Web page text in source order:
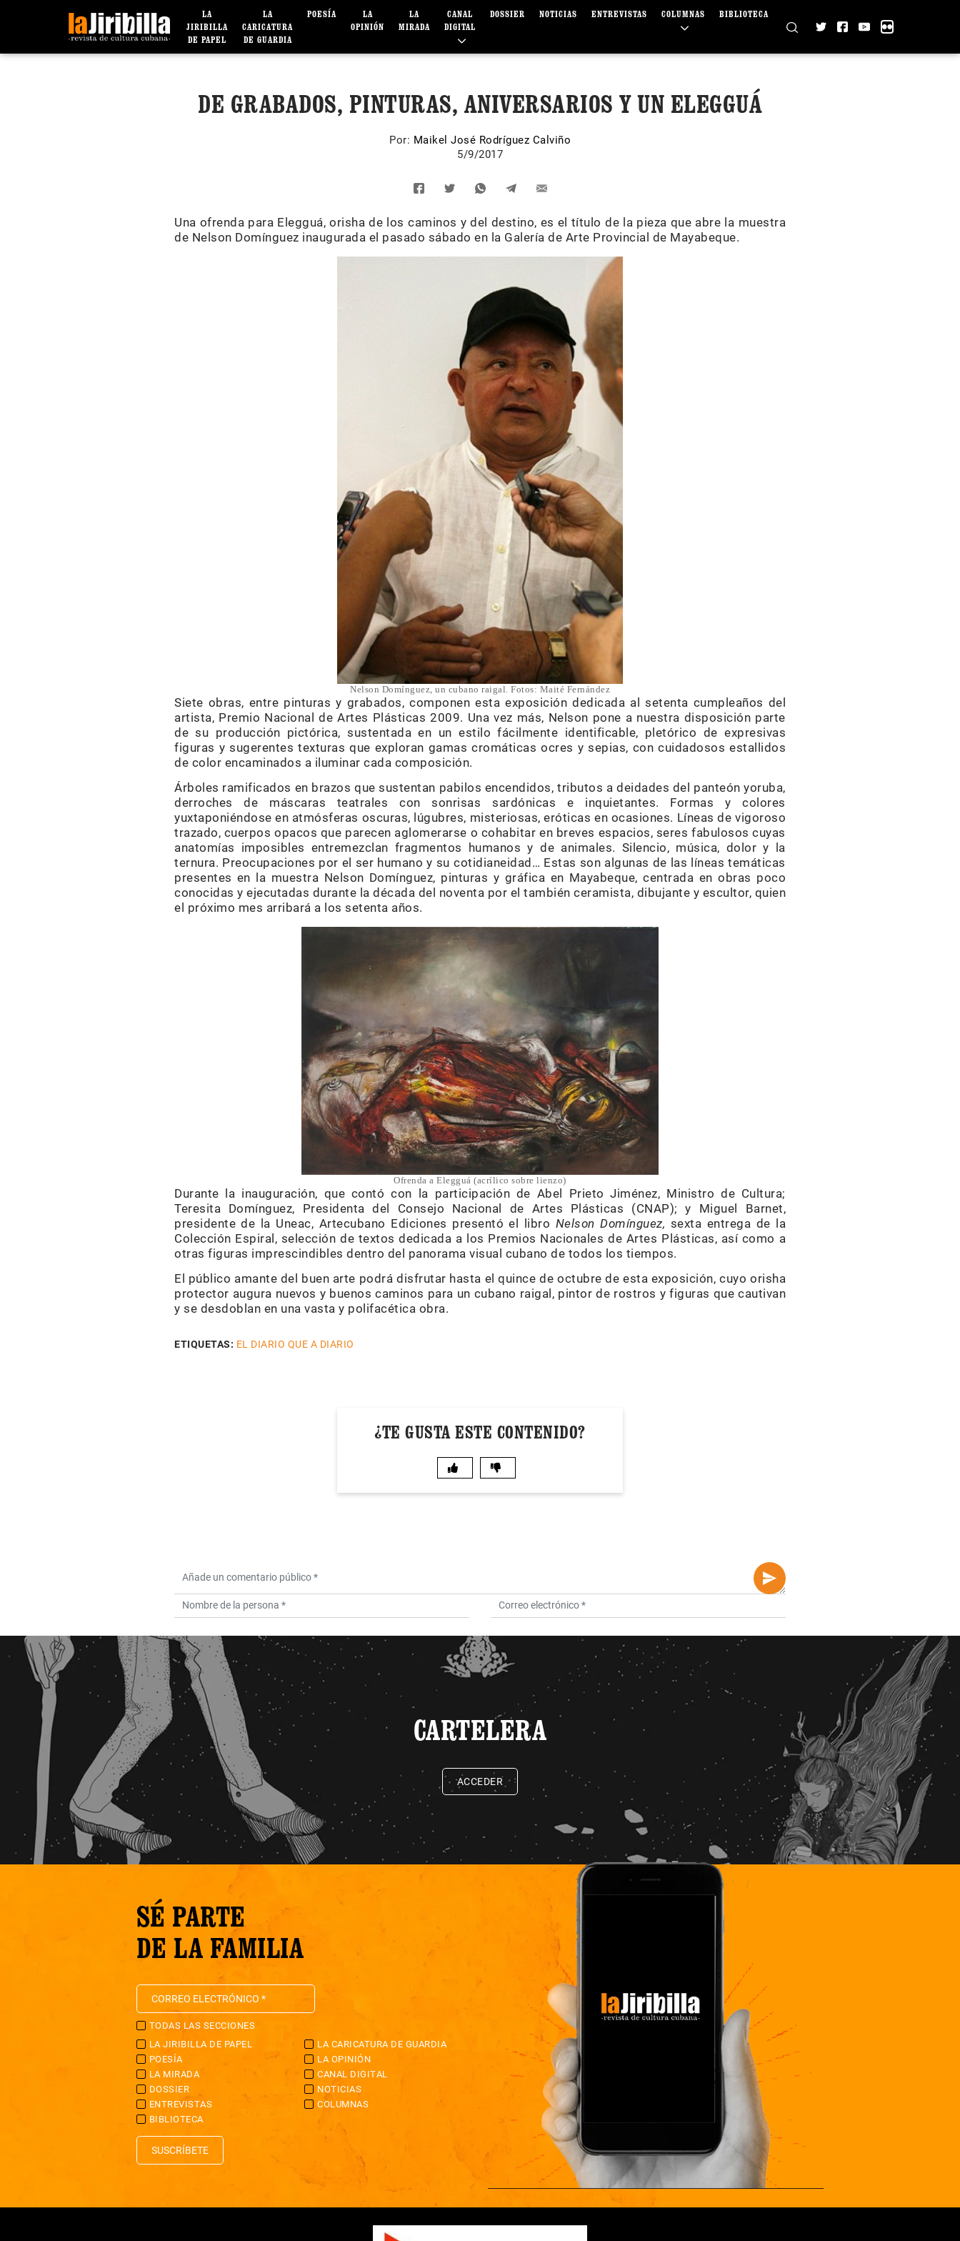
LA
JIRIBILLA
DE PAPEL
LA
CARICATURA
DE GUARDIA
POESÍA
LA
OPINIÓN
LA
MIRADA
CANAL
DIGITAL
DOSSIER NOTICIAS ENTREVISTAS COLUMNAS BIBLIOTECA
DE GRABADOS, PINTURAS, ANIVERSARIOS Y UN ELEGGUÁ
Por: Maikel José Rodríguez Calviño
5/9/2017
Una ofrenda para Elegguá, orisha de los caminos y del destino, es el título de la pieza que abre la muestra
de Nelson Domínguez inaugurada el pasado sábado en la Galería de Arte Provincial de Mayabeque.
Nelson Domínguez, un cubano raigal. Fotos: Maité Fernández
Siete obras, entre pinturas y grabados, componen esta exposición dedicada al setenta cumpleaños del
artista, Premio Nacional de Artes Plásticas 2009. Una vez más, Nelson pone a nuestra disposición parte
de su producción pictórica, sustentada en un estilo fácilmente identificable, pletórico de expresivas
figuras y sugerentes texturas que exploran gamas cromáticas ocres y sepias, con cuidadosos estallidos
de color encaminados a iluminar cada composición.
Árboles ramificados en brazos que sustentan pabilos encendidos, tributos a deidades del panteón yoruba,
derroches de máscaras teatrales con sonrisas sardónicas e inquietantes. Formas y colores
yuxtaponiéndose en atmósferas oscuras, lúgubres, misteriosas, eróticas en ocasiones. Líneas de vigoroso
trazado, cuerpos opacos que parecen aglomerarse o cohabitar en breves espacios, seres fabulosos cuyas
anatomías imposibles entremezclan fragmentos humanos y de animales. Silencio, música, dolor y la
ternura. Preocupaciones por el ser humano y su cotidianeidad… Estas son algunas de las líneas temáticas
presentes en la muestra Nelson Domínguez, pinturas y gráfica en Mayabeque, centrada en obras poco
conocidas y ejecutadas durante la década del noventa por el también ceramista, dibujante y escultor, quien
el próximo mes arribará a los setenta años.
Ofrenda a Elegguá (acrílico sobre lienzo)
Durante la inauguración, que contó con la participación de Abel Prieto Jiménez, Ministro de Cultura;
Teresita Domínguez, Presidenta del Consejo Nacional de Artes Plásticas (CNAP); y Miguel Barnet,
presidente de la Uneac, Artecubano Ediciones presentó el libro Nelson Domínguez, sexta entrega de la
Colección Espiral, selección de textos dedicada a los Premios Nacionales de Artes Plásticas, así como a
otras figuras imprescindibles dentro del panorama visual cubano de todos los tiempos.
El público amante del buen arte podrá disfrutar hasta el quince de octubre de esta exposición, cuyo orisha
protector augura nuevos y buenos caminos para un cubano raigal, pintor de rostros y figuras que cautivan
y se desdoblan en una vasta y polifacética obra.
ETIQUETAS: EL DIARIO QUE A DIARIO
¿TE GUSTA ESTE CONTENIDO?
CARTELERA
ACCEDER
SÉ PARTE
DE LA FAMILIA
TODAS LAS SECCIONES
LA JIRIBILLA DE PAPEL
LA CARICATURA DE GUARDIA
POESÍA
LA OPINIÓN
LA MIRADA
CANAL DIGITAL
DOSSIER
NOTICIAS
ENTREVISTAS
COLUMNAS
BIBLIOTECA
SUSCRÍBETE